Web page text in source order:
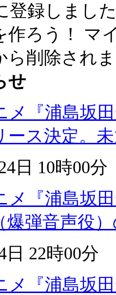
登録しまし
ろう！
マ
ら削除され
せ
メ『浦島坂
ース決定。
日 10時00分
メ『浦島坂
爆弾音声役
日 22時00分
メ『浦島坂